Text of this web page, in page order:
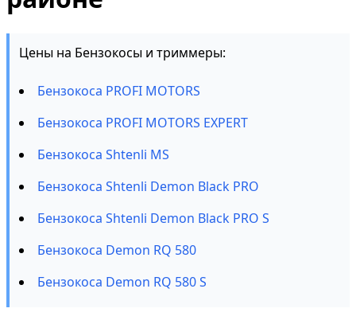
Цены на Бензокосы и триммеры:
Бензокоса PROFI MOTORS
Бензокоса PROFI MOTORS EXPERT
Бензокоса Shtenli MS
Бензокоса Shtenli Demon Black PRO
Бензокоса Shtenli Demon Black PRO S
Бензокоса Demon RQ 580
Бензокоса Demon RQ 580 S